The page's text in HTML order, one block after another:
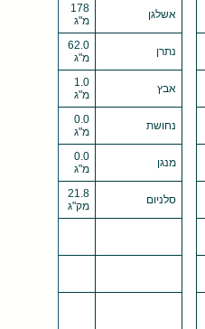
אשלגן
178
מ"ג
נתרן
62.0
מ"ג
אבץ
1.0
מ"ג
נחושת
0.0
מ"ג
מנגן
0.0
מ"ג
סלניום
21.8
מק"ג